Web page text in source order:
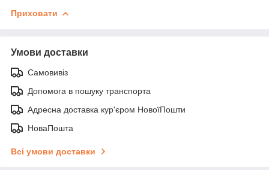
Приховати
Умови доставки
Самовивіз
Допомога в пошуку транспорта
Адресна доставка кур'єром НовоїПошти
НоваПошта
Всі умови доставки